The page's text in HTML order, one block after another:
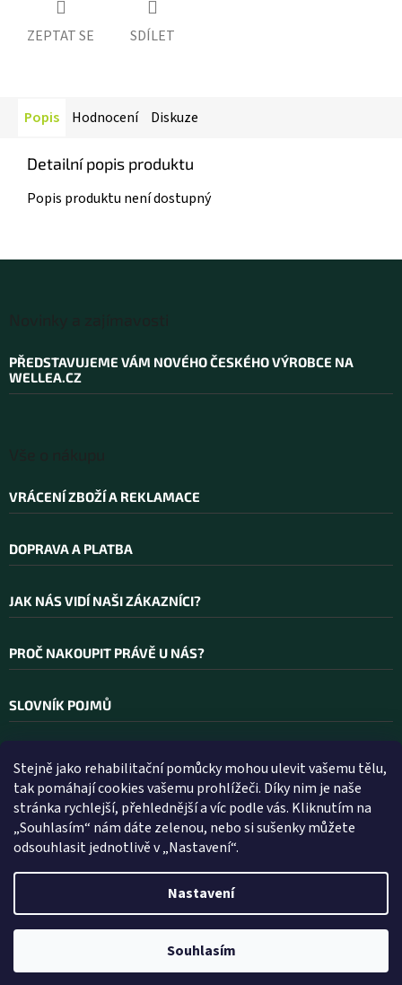
Stejně jako rehabilitační pomůcky mohou ulevit vašemu tělu,
tak pomáhají cookies vašemu prohlížeči. Díky nim je naše
stránka rychlejší, přehlednější a víc podle vás. Kliknutím na
„Souhlasím“ nám dáte zelenou, nebo si sušenky můžete
odsouhlasit jednotlivě v „Nastavení“.
Nastavení
Souhlasím
ZEPTAT SE SDÍLET
Popis Hodnocení Diskuze
Detailní popis produktu
Popis produktu není dostupný
PŘEDSTAVUJEME VÁM NOVÉHO ČESKÉHO VÝROBCE NA
WELLEA.CZ
VRÁCENÍ ZBOŽÍ A REKLAMACE
DOPRAVA A PLATBA
JAK NÁS VIDÍ NAŠI ZÁKAZNÍCI?
PROČ NAKOUPIT PRÁVĚ U NÁS?
SLOVNÍK POJMŮ
Kontakt
INFO@WELLEA.CZ
800 200 900
602 112 602
Vytvořil Shoptet